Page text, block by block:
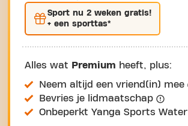
Sport nu 2 weken gratis!
+ een sporttas*
Alles wat Premium heeft, plus:
Neem altijd een vriend(in) mee
Bevries je lidmaatschap
Onbeperkt Yanga Sports Water